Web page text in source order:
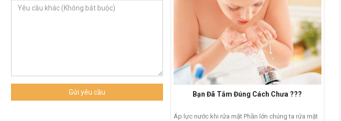
Gửi yêu cầu Bạn Đã Tắm Đúng Cách Chưa ???
Áp lực nước khi rửa mặt Phần lớn chúng ta rửa mặt